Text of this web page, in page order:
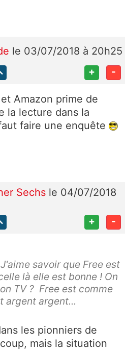
le 03/07/2018 à 20h25
+ -
Amazon prime de
la lecture dans la
faire une enquête
Sechs le 04/07/2018
+ -
savoir que Free est
là elle est bonne ! On
TV ? Free est comme
argent argent...
les pionniers de
mais la situation